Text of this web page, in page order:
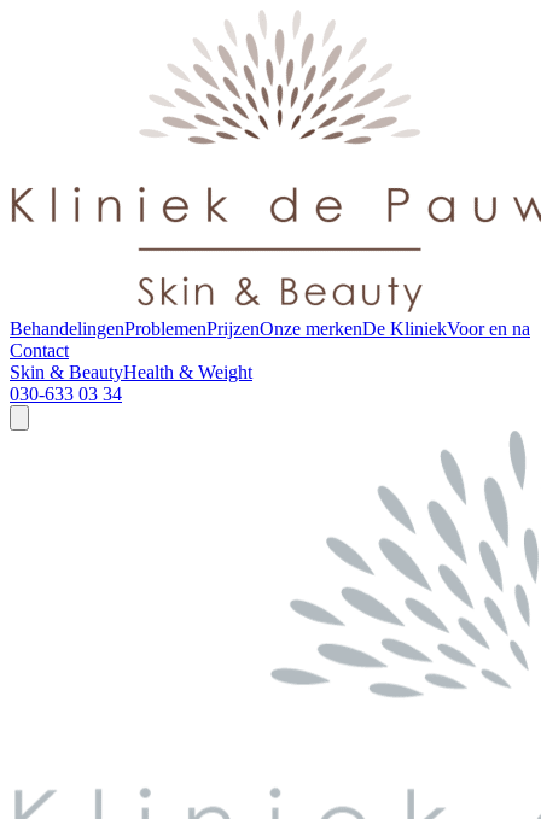
BehandelingenProblemenPrijzenOnze merkenDe KliniekVoor en na
Contact
Skin & BeautyHealth & Weight
030-633 03 34